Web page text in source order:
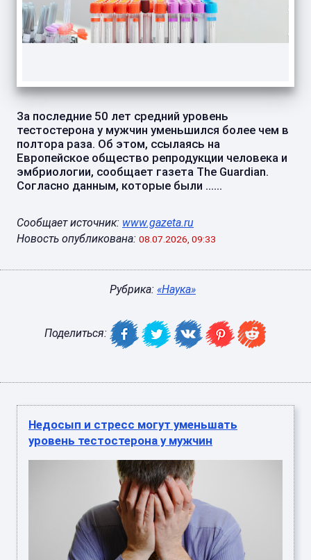
За последние 50 лет средний уровень
тестостерона у мужчин уменьшился более чем в
полтора раза. Об этом, ссылаясь на
Европейское общество репродукции человека и
эмбриологии, сообщает газета The Guardian.
Согласно данным, которые были ......
Сообщает источник: www.gazeta.ru
Новость опубликована: 08.07.2026, 09:33
Рубрика: «Наука»
Поделиться:
Недосып и стресс могут уменьшать
уровень тестостерона у мужчин